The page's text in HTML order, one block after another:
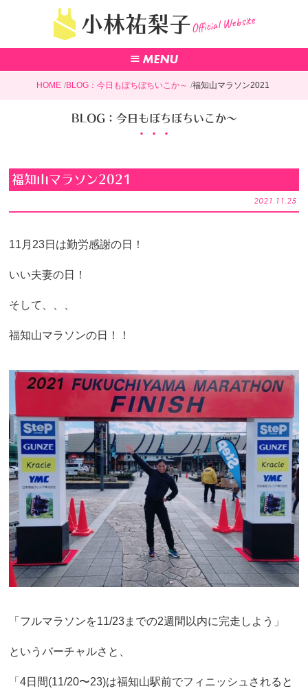
小林祐梨子Official Website
HOME BLOG：今日もぼちぼちいこか～ 福知山マラソン2021
BLOG：今日もぼちぼちいこか～
福知山マラソン2021
2021.11.25
11月23日は勤労感謝の日！
いい夫妻の日！
そして、、、
福知山マラソンの日！！
「フルマラソンを11/23までの2週間以内に完走しよう」
というバーチャルさと、
「4日間(11/20〜23)は福知山駅前でフィニッシュされると